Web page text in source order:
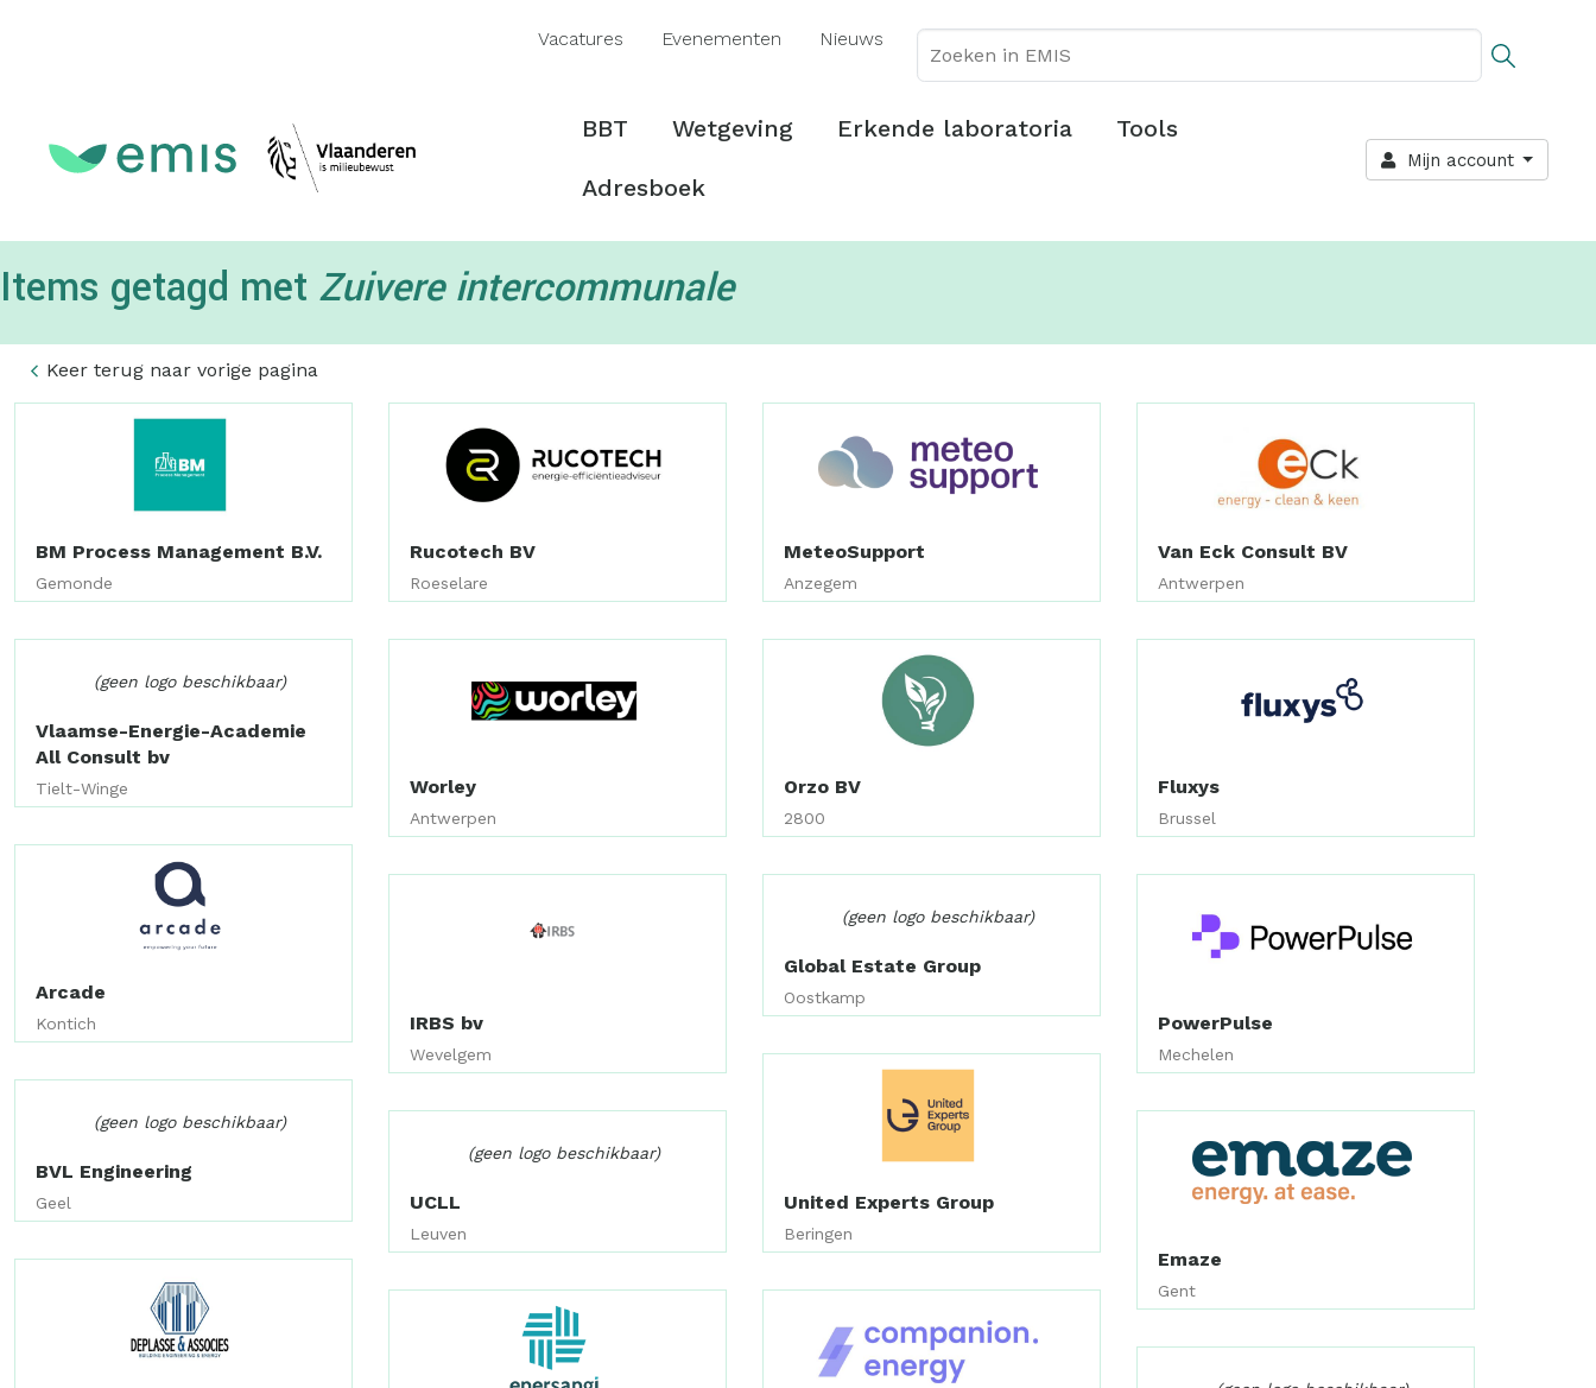
inhoud
Vacatures Evenementen Nieuws
Hoofdmenu
BBT Wetgeving Erkende laboratoria Tools
Adresboek
Mijn account
Items getagd met Zuivere intercommunale
Keer terug naar vorige pagina
BM Process Management B.V.
Gemonde
Rucotech BV
Roeselare
MeteoSupport
Anzegem
Van Eck Consult BV
Antwerpen
(geen logo beschikbaar)
Vlaamse-Energie-Academie
All Consult bv
Tielt-Winge Worley
Antwerpen
Orzo BV
2800
Fluxys
Brussel
Arcade
Kontich IRBS bv
Wevelgem
(geen logo beschikbaar)
Global Estate Group
Oostkamp
PowerPulse
Mechelen
United Experts Group
Beringen
(geen logo beschikbaar)
BVL Engineering
Geel
(geen logo beschikbaar)
UCLL
Leuven
Emaze
Gent